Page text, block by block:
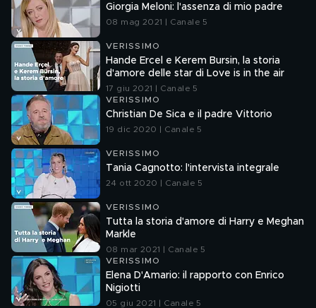
Giorgia Meloni: l'assenza di mio padre
08 mag 2021 | Canale 5
VERISSIMO
Hande Ercel e Kerem Bursin, la storia
d'amore delle star di Love is in the air
17 giu 2021 | Canale 5
VERISSIMO
Christian De Sica e il padre Vittorio
19 dic 2020 | Canale 5
VERISSIMO
Tania Cagnotto: l'intervista integrale
24 ott 2020 | Canale 5
VERISSIMO
Tutta la storia d'amore di Harry e Meghan
Markle
08 mar 2021 | Canale 5
VERISSIMO
Elena D'Amario: il rapporto con Enrico
Nigiotti
05 giu 2021 | Canale 5